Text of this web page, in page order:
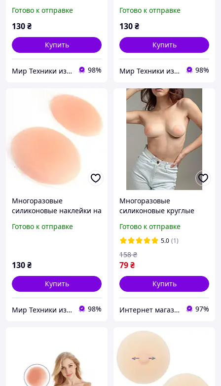
одежды Mini Cover Круг,
Amazon, Германия
Готово к отправке
130₴
Купить
Мир Техники из Европы 98%
одежды, Amazon,
Германия
Готово к отправке
130₴
Купить
Мир Техники из Европы 98%
Многоразовые
силиконовые наклейки на
одежды Mini Cover Круг,
Готово к отправке
130₴
Купить
Мир Техники из Европы 98%
Многоразовые
силиконовые круглые
Наклейки на грудь под
открытую одежду,
невидимые силиконовые
накладки на грудь
Готово к отправке
5.0 (1)
79₴
158 ₴
Купить
Интернет магазин MegaTextile 97%